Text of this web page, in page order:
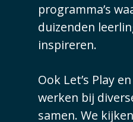
programma’s
duizenden
inspireren.
Ook Let’s Play
werken bij
samen. We